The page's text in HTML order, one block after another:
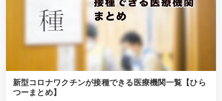
新型コロナワクチンが接種できる医療機関一覧【ひら
つーまとめ】